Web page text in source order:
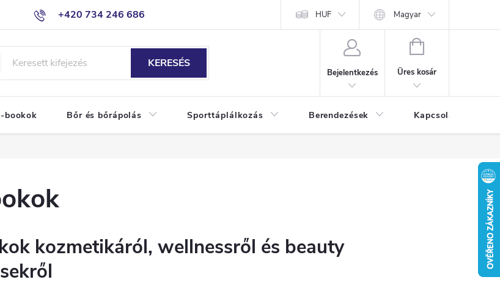
+420 734 246 686 HUF Magyar
KERESÉS
Bejelentkezés
KOSÁR
Üres kosár
bookok Bőr és bőrápolás Sporttáplálkozás Berendezések Kapcsolat
kozmetikáról, wellnessről és beauty